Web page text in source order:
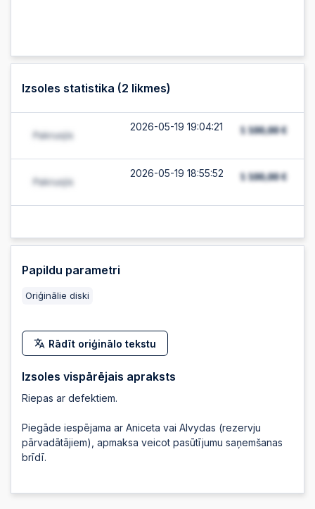
Izsoles statistika (2 likmes)
2026-05-19 19:04:21
2026-05-19 18:55:52
Papildu parametri
Oriģinālie diski
Rādīt oriģinālo tekstu
Izsoles vispārējais apraksts
Riepas ar defektiem.
Piegāde iespējama ar Aniceta vai Alvydas (rezervju
pārvadātājiem), apmaksa veicot pasūtījumu saņemšanas
brīdī.